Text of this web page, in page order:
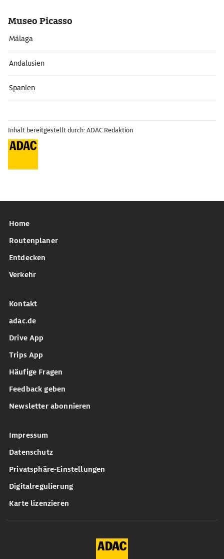
Museo Picasso
Málaga
Andalusien
Spanien
Inhalt bereitgestellt durch: ADAC Redaktion
Home
Routenplaner
Entdecken
Verkehr
Kontakt
adac.de
Drive App
Trips App
Häufige Fragen
Feedback geben
Newsletter abonnieren
Impressum
Datenschutz
Privatsphäre-Einstellungen
Digitalregulierung
Karte lizenzieren